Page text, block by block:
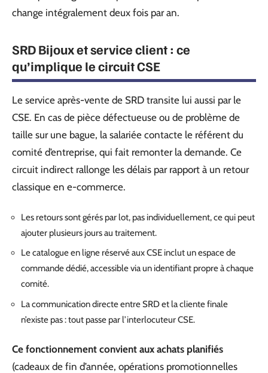
change intégralement deux fois par an.
SRD Bijoux et service client : ce
qu’implique le circuit CSE
Le service après-vente de SRD transite lui aussi par le
CSE. En cas de pièce défectueuse ou de problème de
taille sur une bague, la salariée contacte le référent du
comité d’entreprise, qui fait remonter la demande. Ce
circuit indirect rallonge les délais par rapport à un retour
classique en e-commerce.
Les retours sont gérés par lot, pas individuellement, ce qui peut
ajouter plusieurs jours au traitement.
Le catalogue en ligne réservé aux CSE inclut un espace de
commande dédié, accessible via un identifiant propre à chaque
comité.
La communication directe entre SRD et la cliente finale
n’existe pas : tout passe par l’interlocuteur CSE.
Ce fonctionnement convient aux achats planifiés
(cadeaux de fin d’année, opérations promotionnelles